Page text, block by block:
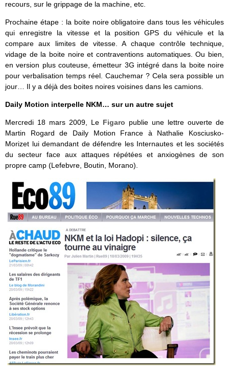
recours, sur le grippage de la machine, etc.
Prochaine étape : la boite noire obligatoire dans tous les véhicules
qui enregistre la vitesse et la position GPS du véhicule et la
compare aux limites de vitesse. A chaque contrôle technique,
vidage de la boite noire et contraventions automatiques. Ou bien,
en version plus couteuse, émetteur 3G intégré dans la boite noire
pour verbalisation temps réel. Cauchemar ? Cela sera possible un
jour… Il y a déjà des boites noires voisines dans les camions.
Daily Motion interpelle NKM… sur un autre sujet
Mercredi 18 mars 2009, Le Figaro publie une lettre ouverte de
Martin Rogard de Daily Motion France à Nathalie Kosciusko-
Morizet lui demandant de défendre les Internautes et les sociétés
du secteur face aux attaques répétées et anxiogènes de son
propre camp (Lefebvre, Boutin, Morano).